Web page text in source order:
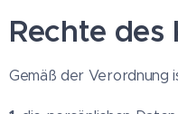
Rechte des
Gemäß der Verordnung